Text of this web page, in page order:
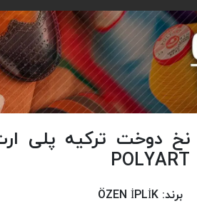
POLYART
برند: ÖZEN İPLİK